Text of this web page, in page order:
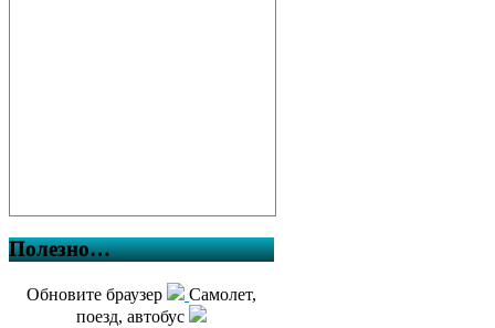
Полезно…
Обновите браузер
Самолет,
поезд, автобус